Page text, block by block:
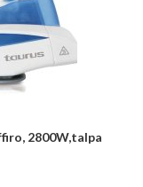
2800W,talpa